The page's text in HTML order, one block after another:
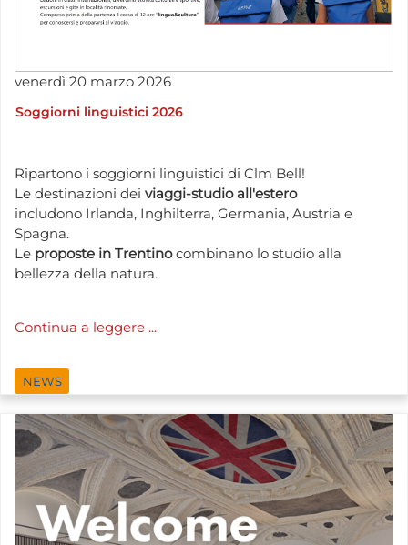
venerdì 20 marzo 2026
Soggiorni linguistici 2026
Ripartono i soggiorni linguistici di Clm Bell!
Le destinazioni dei viaggi-studio all'estero
includono Irlanda, Inghilterra, Germania, Austria e
Spagna.
Le proposte in Trentinocombinano lo studio alla
bellezza della natura.
Continua a leggere ...
NEWS